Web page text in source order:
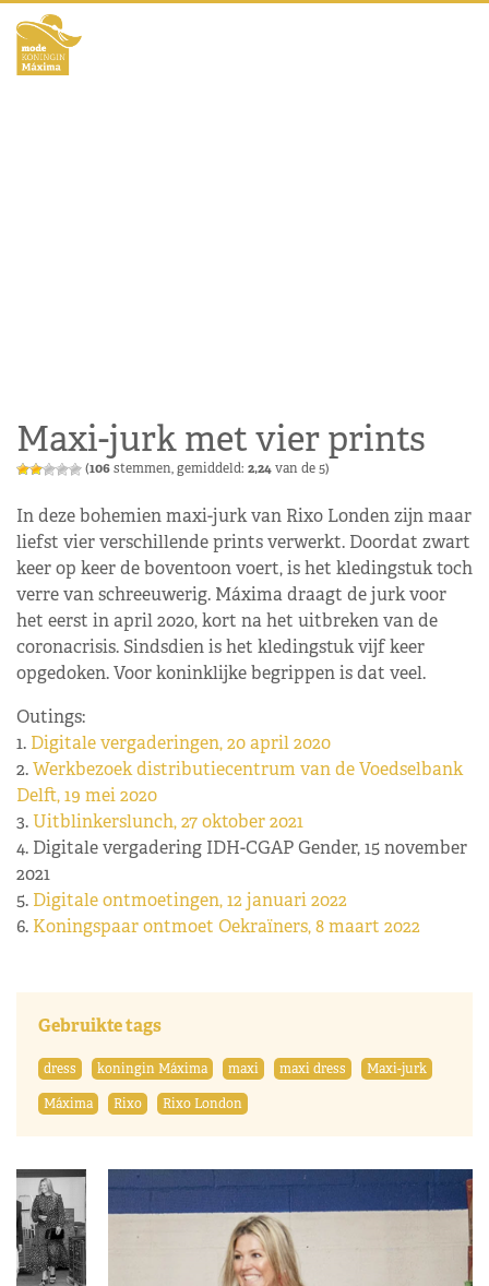
Maxi-jurk met vier prints
(106stemmen, gemiddeld: 2,24van de 5)
In deze bohemien maxi-jurk van Rixo Londen zijn maar
liefst vier verschillende prints verwerkt. Doordat zwart
keer op keer de boventoon voert, is het kledingstuk toch
verre van schreeuwerig. Máxima draagt de jurk voor
het eerst in april 2020, kort na het uitbreken van de
coronacrisis. Sindsdien is het kledingstuk vijf keer
opgedoken. Voor koninklijke begrippen is dat veel.
Outings:
1. Digitale vergaderingen, 20 april 2020
2.Werkbezoek distributiecentrum van de Voedselbank
Delft, 19 mei 2020
3.Uitblinkerslunch, 27 oktober 2021
4. Digitale vergadering IDH-CGAP Gender, 15 november
2021
5. Digitale ontmoetingen, 12 januari 2022
6. Koningspaar ontmoet Oekraïners, 8 maart 2022
Gebruikte tags
dress koningin Máxima maxi maxi dress
Maxi-jurk
Máxima
Rixo Rixo London